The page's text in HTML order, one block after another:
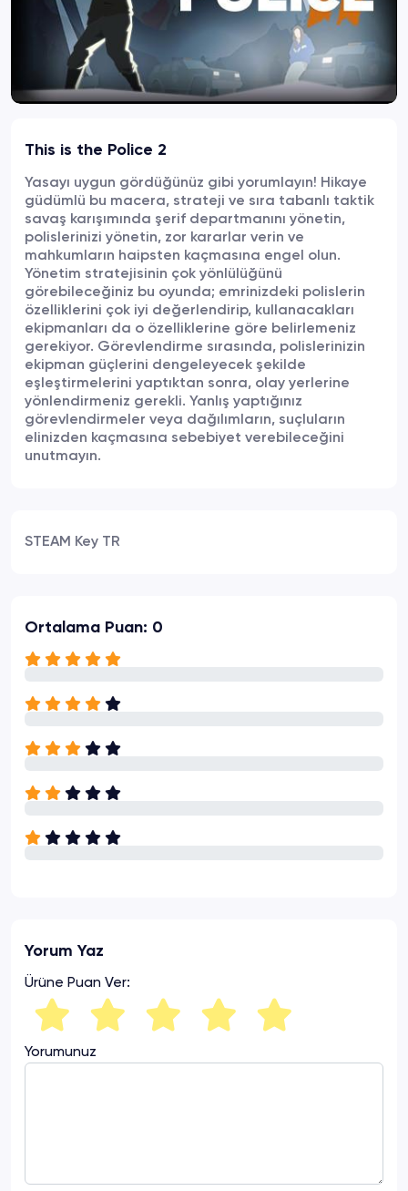
This is the Police 2
Yasayı uygun gördüğünüz gibi yorumlayın! Hikaye
güdümlü bu macera, strateji ve sıra tabanlı taktik
savaş karışımında şerif departmanını yönetin,
polislerinizi yönetin, zor kararlar verin ve
mahkumların haipsten kaçmasına engel olun.
Yönetim stratejisinin çok yönlülüğünü
görebileceğiniz bu oyunda; emrinizdeki polislerin
özelliklerini çok iyi değerlendirip, kullanacakları
ekipmanları da o özelliklerine göre belirlemeniz
gerekiyor. Görevlendirme sırasında, polislerinizin
ekipman güçlerini dengeleyecek şekilde
eşleştirmelerini yaptıktan sonra, olay yerlerine
yönlendirmeniz gerekli. Yanlış yaptığınız
görevlendirmeler veya dağılımların, suçluların
elinizden kaçmasına sebebiyet verebileceğini
unutmayın.
STEAM Key TR
Ortalama Puan: 0
Yorum Yaz
Ürüne Puan Ver:
Yorumunuz